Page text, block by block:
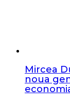
Mircea
noua